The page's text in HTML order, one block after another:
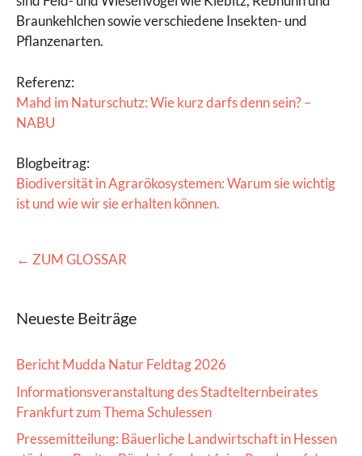
Braunkehlchen sowie verschiedene Insekten- und
Pflanzenarten.
Referenz:
Mahd im Naturschutz: Wie kurz darfs denn sein? –
NABU
Blogbeitrag:
Biodiversität in Agrarökosystemen: Warum sie wichtig
ist und wie wir sie erhalten können.
← ZUM GLOSSAR
Neueste Beiträge
Bericht Mudda Natur Feldtag 2026
Informationsveranstaltung des Stadtelternbeirates
Frankfurt zum Thema Schulessen
Pressemitteilung: Bäuerliche Landwirtschaft in Hessen